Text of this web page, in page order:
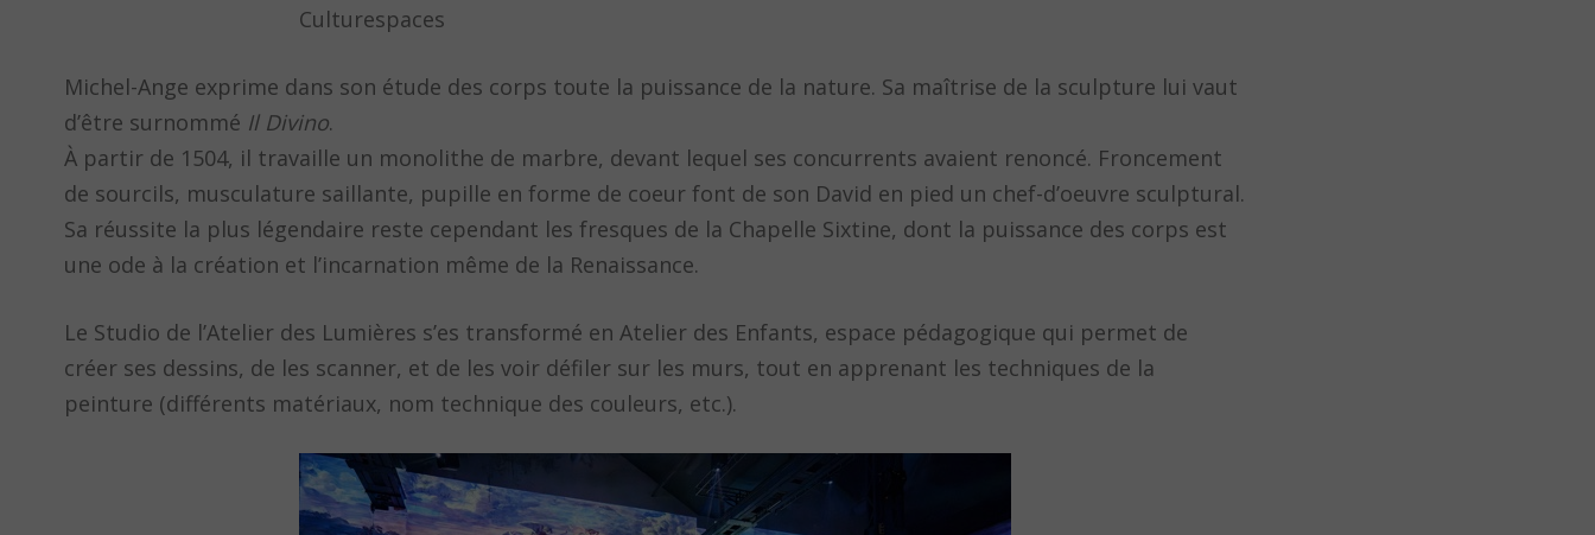
Culturespaces
Michel-Ange exprime dans son étude des corps toute la puissance de la nature. Sa maîtrise de la sculpture lui vaut
d’être surnommé Il Divino.
À partir de 1504, il travaille un monolithe de marbre, devant lequel ses concurrents avaient renoncé. Froncement
de sourcils, musculature saillante, pupille en forme de coeur font de son David en pied un chef-d’oeuvre sculptural.
Sa réussite la plus légendaire reste cependant les fresques de la Chapelle Sixtine, dont la puissance des corps est
une ode à la création et l’incarnation même de la Renaissance.
Le Studio de l’Atelier des Lumières s’es transformé en Atelier des Enfants, espace pédagogique qui permet de
créer ses dessins, de les scanner, et de les voir défiler sur les murs, tout en apprenant les techniques de la
peinture (différents matériaux, nom technique des couleurs, etc.).